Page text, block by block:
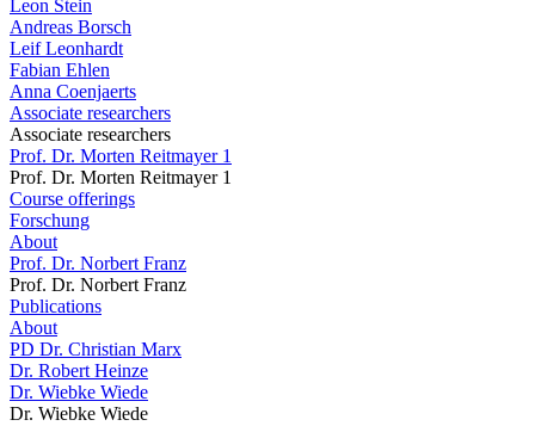
Leon Stein
Andreas Borsch
Leif Leonhardt
Fabian Ehlen
Anna Coenjaerts
Associate researchers
Associate researchers
Prof. Dr. Morten Reitmayer 1
Prof. Dr. Morten Reitmayer 1
Course offerings
Forschung
About
Prof. Dr. Norbert Franz
Prof. Dr. Norbert Franz
Publications
About
PD Dr. Christian Marx
Dr. Robert Heinze
Dr. Wiebke Wiede
Dr. Wiebke Wiede